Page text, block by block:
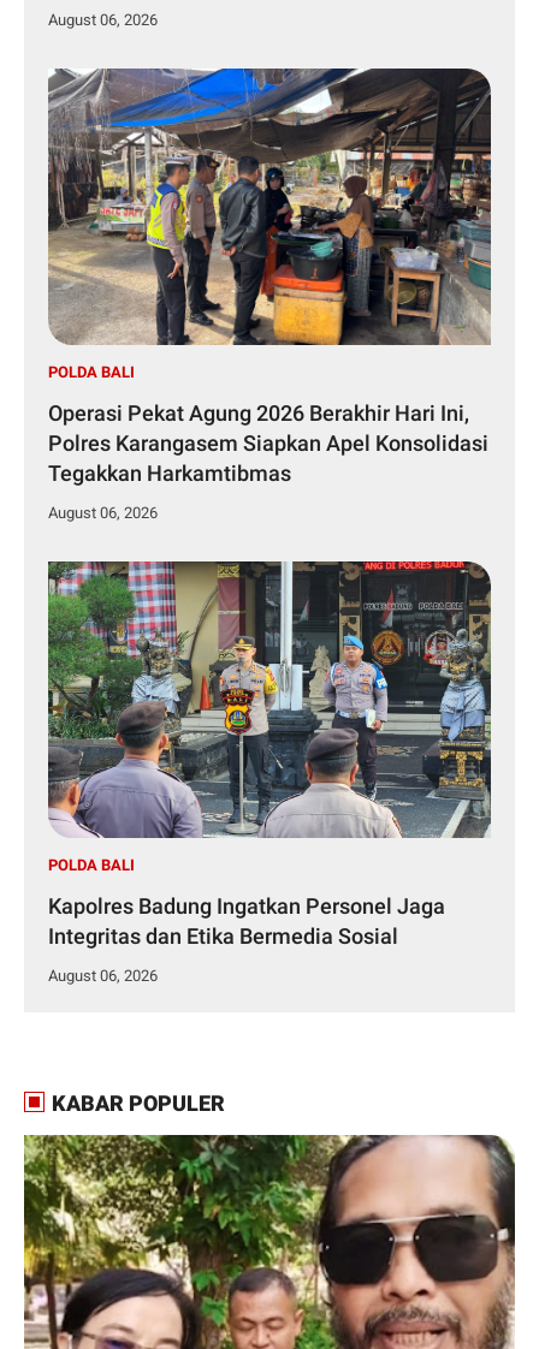
August 06, 2026
POLDA BALI
Operasi Pekat Agung 2026 Berakhir Hari Ini,
Polres Karangasem Siapkan Apel Konsolidasi
Tegakkan Harkamtibmas
August 06, 2026
POLDA BALI
Kapolres Badung Ingatkan Personel Jaga
Integritas dan Etika Bermedia Sosial
August 06, 2026
KABAR POPULER